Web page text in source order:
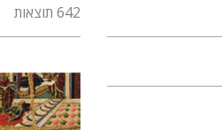
642 תוצאות